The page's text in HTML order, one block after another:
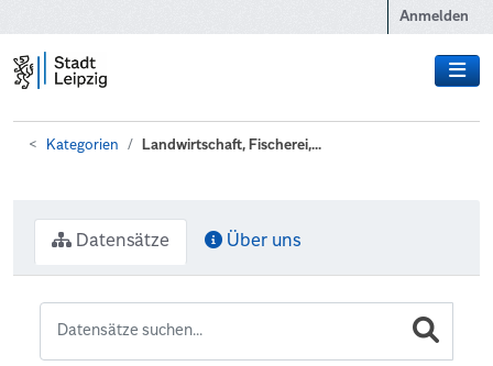
Anmelden
Kategorien Landwirtschaft, Fischerei,...
Datensätze Über uns